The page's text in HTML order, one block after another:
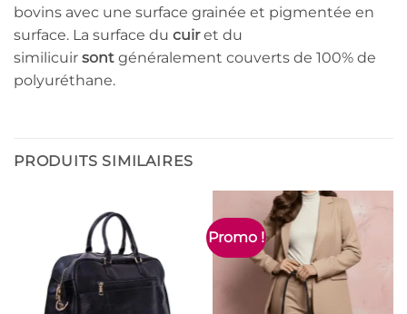
bovins avec une surface grainée et pigmentée en
surface. La surface du cuiret du
similicuir sont généralement couverts de 100% de
polyuréthane.
PRODUITS SIMILAIRES
Promo !